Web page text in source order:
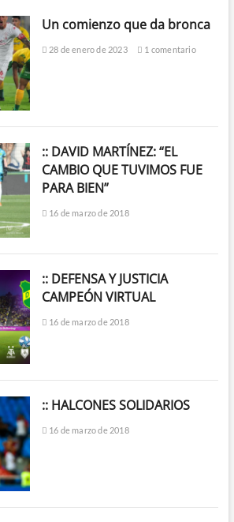
Un comienzo que da bronca
28 de enero de 2023 1 comentario
:: DAVID MARTÍNEZ: “EL
CAMBIO QUE TUVIMOS FUE
PARA BIEN”
16 de marzo de 2018
:: DEFENSA Y JUSTICIA
CAMPEÓN VIRTUAL
16 de marzo de 2018
:: HALCONES SOLIDARIOS
16 de marzo de 2018